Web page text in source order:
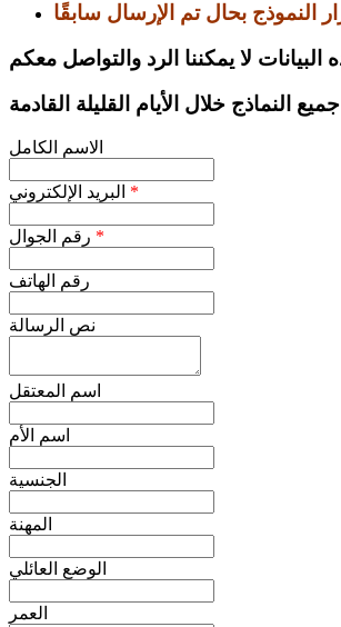
الاسم الكامل
*
*
رقم الهاتف
نص الرسالة
اسم المعتقل
اسم الأم
الجنسية
المهنة
الوضع العائلي
العمر